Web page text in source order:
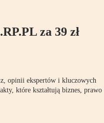
za 39 zł
opinii ekspertów i kluczowych
które kształtują biznes, prawo